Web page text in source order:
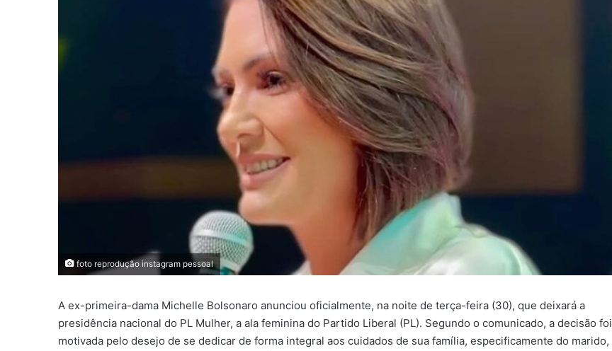
foto reprodução instagram pessoal
A ex-primeira-dama Michelle Bolsonaro anunciou oficialmente, na noite de terça-feira (30), que deixará a
presidência nacional do PL Mulher, a ala feminina do Partido Liberal (PL). Segundo o comunicado, a decisão foi
motivada pelo desejo de se dedicar de forma integral aos cuidados de sua família, especificamente do marido,